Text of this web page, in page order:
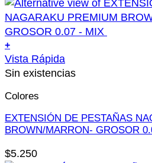
elegir
en
la
página
de
producto
+
Este
producto
múltiples
variantes.
Las
se
Vista Rápida
Sin existencias
Colores
EXTENSIÓN DE PESTAÑAS
BROWN/MARRON- GROSOR
$5.250